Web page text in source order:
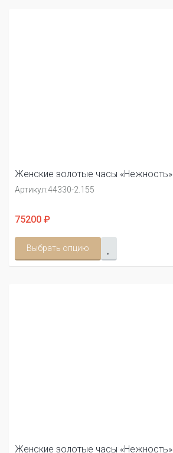
Женские золотые часы «Нежность»
Артикул:44330-2.155
75200 ₽
Выбрать опцию
Женские золотые часы «Нежность»